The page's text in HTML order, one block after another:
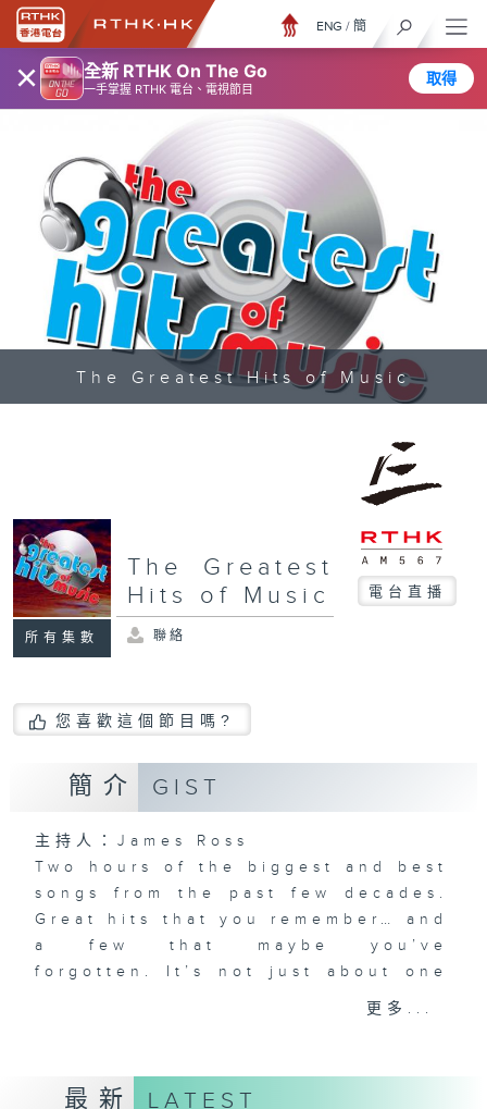
× 全新 RTHK On The Go
一手掌握 RTHK 電台、電視節目
取得
ENG / 簡
The Greatest Hits of Music
所有集數
The Greatest
Hits of Music
電台直播
聯絡
您喜歡這個節目嗎?
簡介 GIST
主持人：James Ross
Two hours of the biggest and best
songs from the past few decades.
Great hits that you remember… and
a few that maybe you’ve
forgotten. It’s not just about one
particular era - The Greatest Hits
hear everything from The Beatles,
Diana Ross, and Hall & Oates right
更多...
最新 LATEST